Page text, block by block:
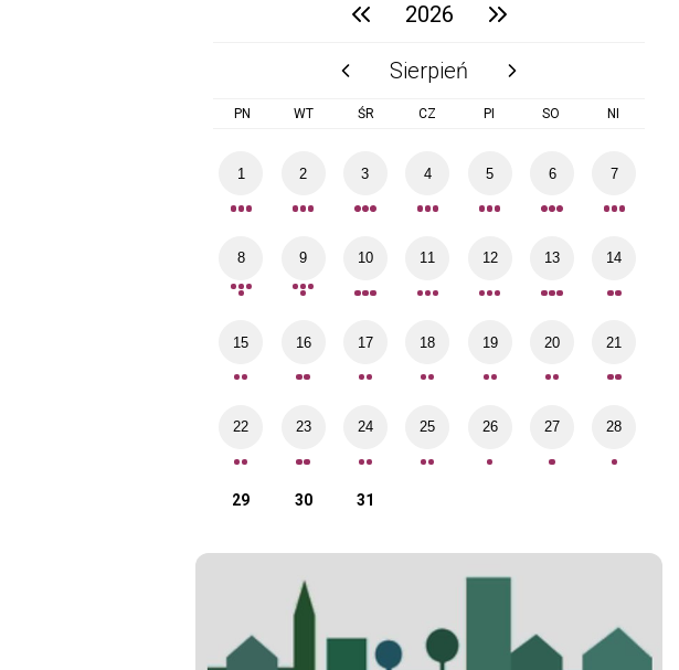
poprzedni rok
2026 następny rok
poprzedni miesiąc
Sierpień następny miesiąc
PN WT ŚR CZ PI SO NI
1 2 3 4 5 6 7
8 9 10 11 12 13 14
15 16 17 18 19 20 21
22 23 24 25 26 27 28
29 30 31
Spis rolny